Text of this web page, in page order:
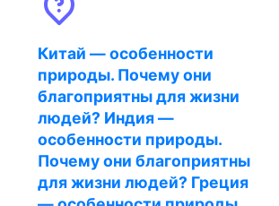
Китай — особенности
природы. Почему они
благоприятны для жизни
людей? Индия —
особенности природы.
Почему они благоприятны
для жизни людей? Греция